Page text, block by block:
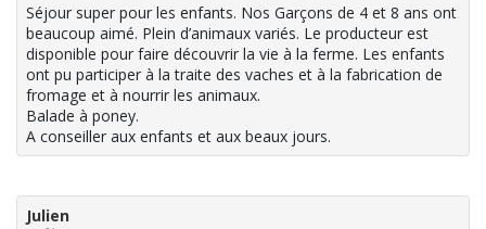
Séjour super pour les enfants. Nos Garçons de 4 et 8 ans ont
beaucoup aimé. Plein d’animaux variés. Le producteur est
disponible pour faire découvrir la vie à la ferme. Les enfants
ont pu participer à la traite des vaches et à la fabrication de
fromage et à nourrir les animaux.
Balade à poney.
A conseiller aux enfants et aux beaux jours.
Julien